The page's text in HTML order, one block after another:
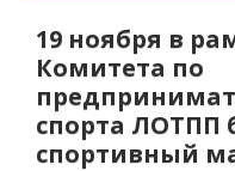
19 ноября в
Комитета по
спорта ЛОТПП
спортивный